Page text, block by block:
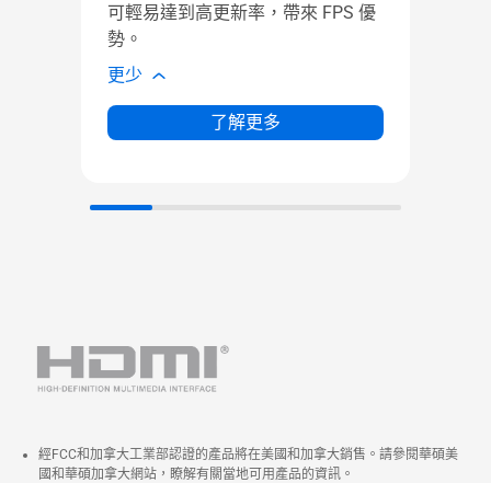
可輕易達到高更新率，帶來 FPS 優
勢。
更少
了解更多
經FCC和加拿大工業部認證的產品將在美國和加拿大銷售。請參閱華碩美
國和華碩加拿大網站，瞭解有關當地可用產品的資訊。